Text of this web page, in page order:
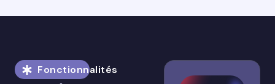
Fonctionnalités